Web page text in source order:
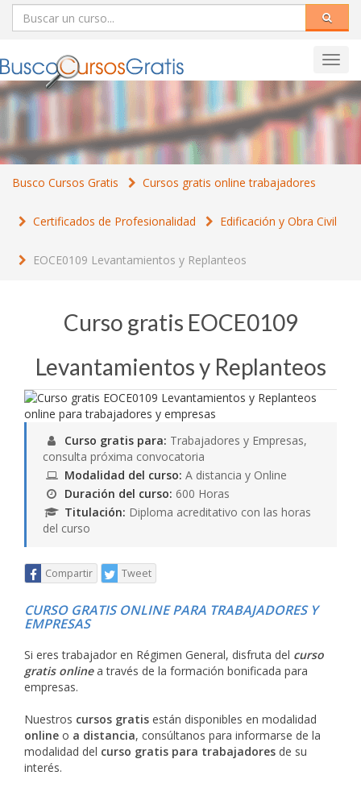
Busco Cursos Gratis Cursos gratis online trabajadores
Certificados de Profesionalidad Edificación y Obra Civil
EOCE0109 Levantamientos y Replanteos
Curso gratis EOCE0109
Levantamientos y Replanteos
Curso gratis para: Trabajadores y Empresas,
consulta próxima convocatoria
Modalidad del curso: A distancia y Online
Duración del curso: 600 Horas
Titulación: Diploma acreditativo con las horas
del curso
Compartir Tweet
CURSO GRATIS ONLINE PARA TRABAJADORES Y
EMPRESAS
Si eres trabajador en Régimen General, disfruta del curso
gratis onlinea través de la formación bonificada para
empresas.
Nuestros cursos gratis están disponibles en modalidad
online o a distancia, consúltanos para informarse de la
modalidad del curso gratis para trabajadores de su
interés.